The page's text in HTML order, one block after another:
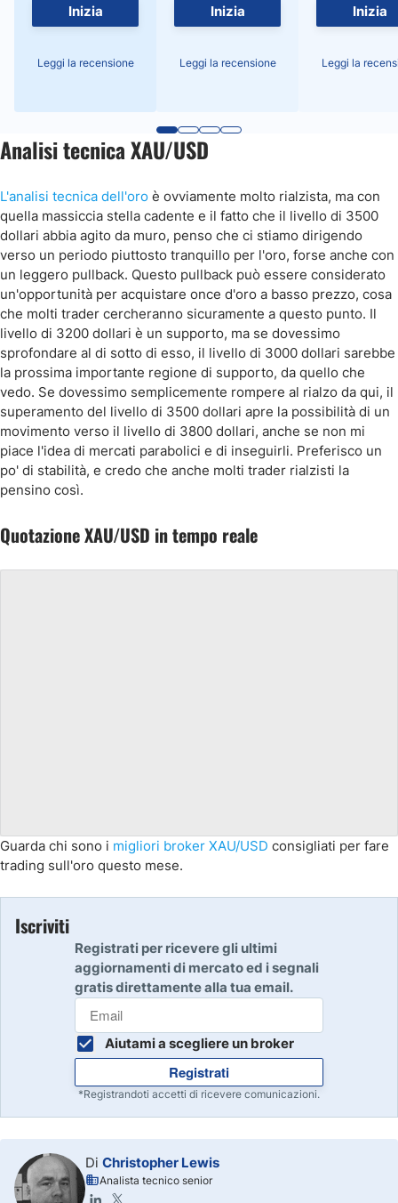
Inizia
Leggi la recensione
Inizia
Leggi la recensione
Inizia
Leggi la
Analisi tecnica XAU/USD
L'analisi tecnica dell'oro è ovviamente molto rialzista, ma con
quella massiccia stella cadente e il fatto che il livello di 3500
dollari abbia agito da muro, penso che ci stiamo dirigendo
verso un periodo piuttosto tranquillo per l'oro, forse anche con
un leggero pullback. Questo pullback può essere considerato
un'opportunità per acquistare once d'oro a basso prezzo, cosa
che molti trader cercheranno sicuramente a questo punto. Il
livello di 3200 dollari è un supporto, ma se dovessimo
sprofondare al di sotto di esso, il livello di 3000 dollari sarebbe
la prossima importante regione di supporto, da quello che
vedo. Se dovessimo semplicemente rompere al rialzo da qui, il
superamento del livello di 3500 dollari apre la possibilità di un
movimento verso il livello di 3800 dollari, anche se non mi
piace l'idea di mercati parabolici e di inseguirli. Preferisco un
po' di stabilità, e credo che anche molti trader rialzisti la
pensino così.
Quotazione XAU/USD in tempo reale
Guarda chi sono i migliori broker XAU/USD consigliati per fare
trading sull'oro questo mese.
Iscriviti
Registrati per ricevere gli ultimi
aggiornamenti di mercato ed i segnali
gratis direttamente alla tua email.
Aiutami a scegliere un broker
Registrati
*Registrandoti accetti di ricevere comunicazioni.
Di Christopher Lewis
Analista tecnico senior